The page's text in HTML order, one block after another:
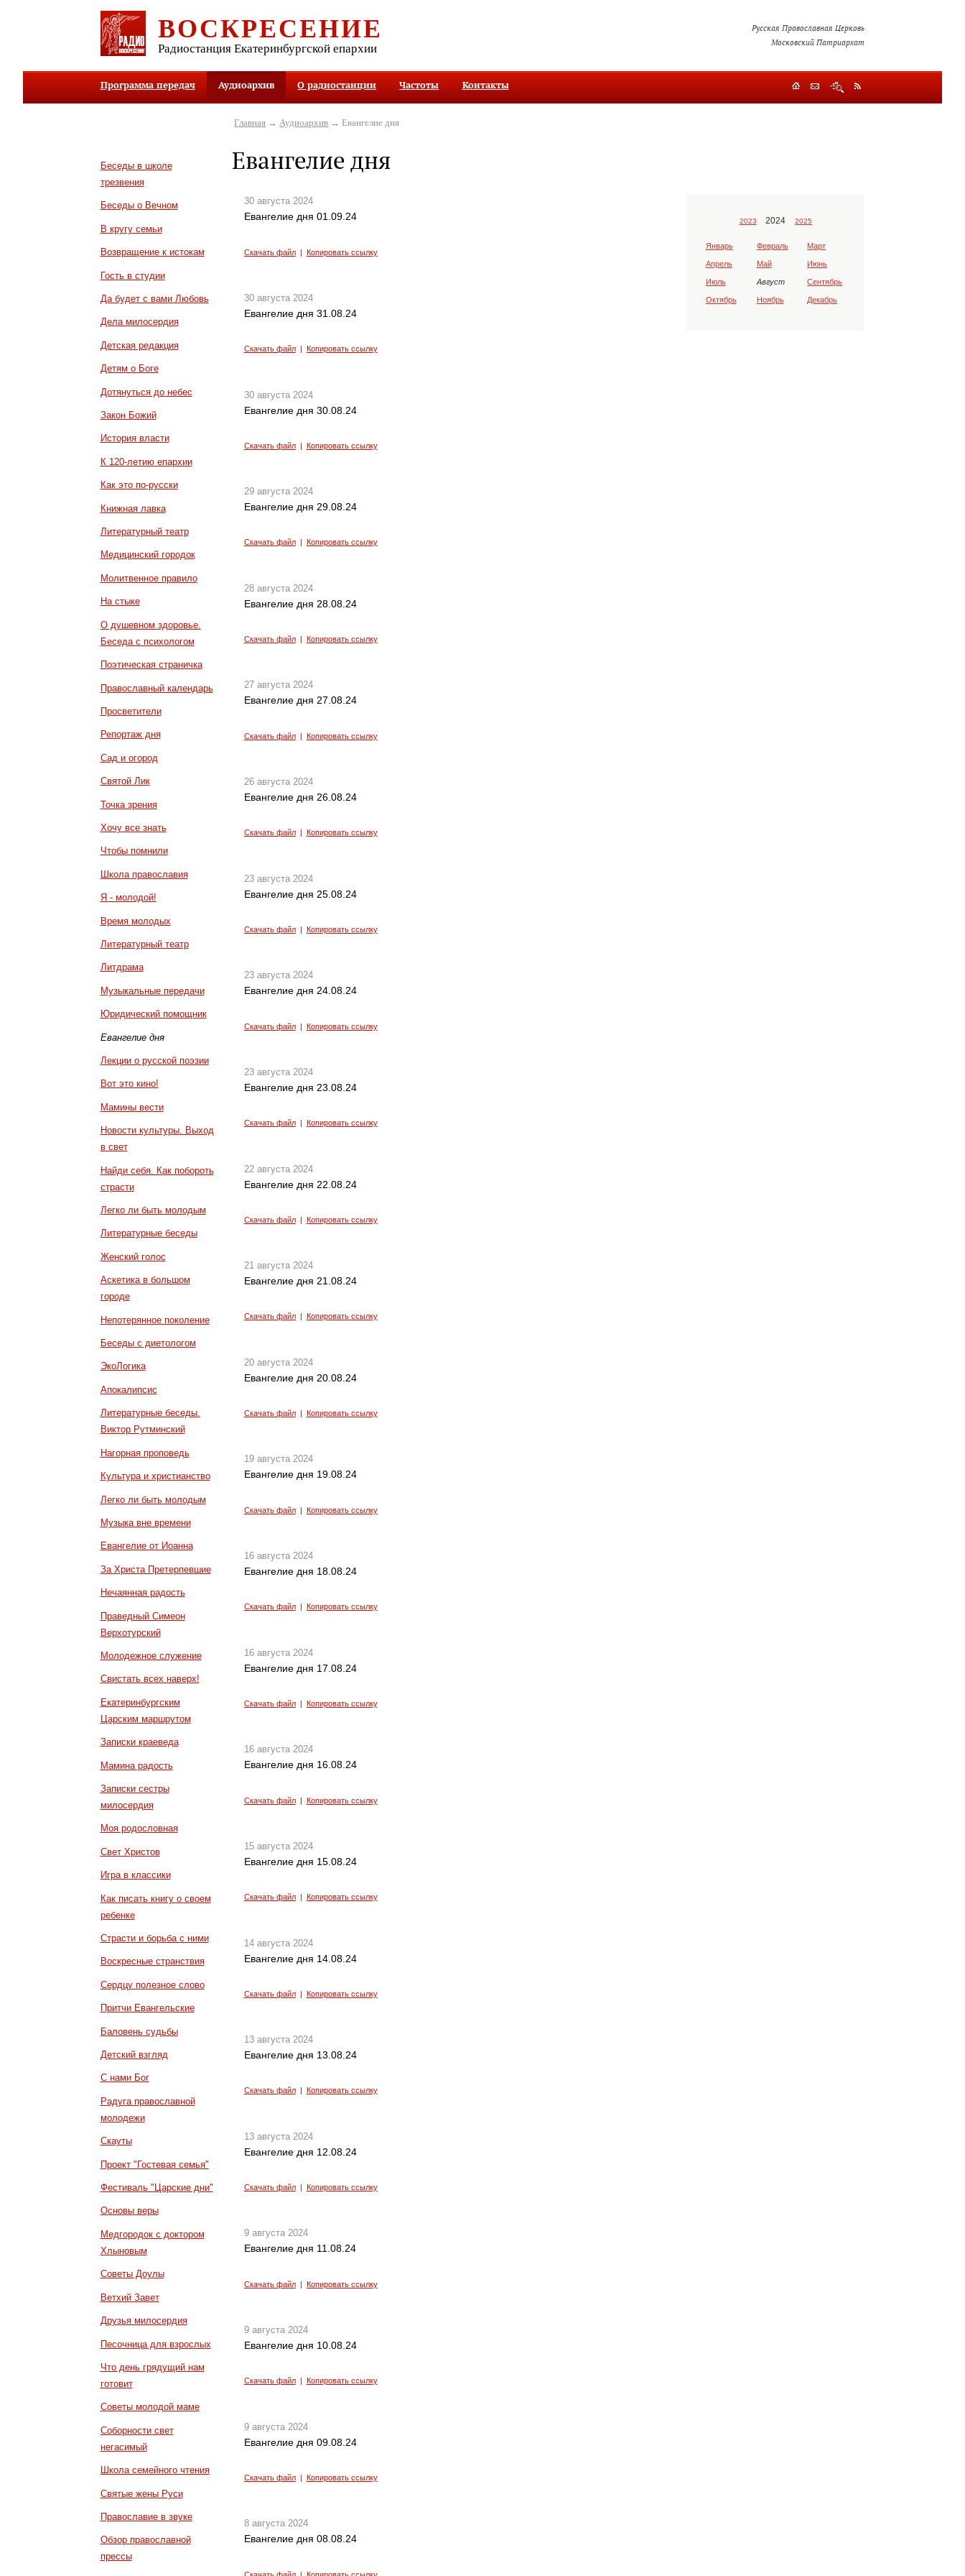
ВОСКРЕСЕНИЕ
Радиостанция Екатеринбургской епархии
Русская Православная Церковь
Московский Патриархат
Программа передач Аудиоархив О радиостанции Частоты Контакты
Беседы в школе
трезвения
Беседы о Вечном
В кругу семьи
Возвращение к истокам
Гость в студии
Да будет с вами Любовь
Дела милосердия
Детская редакция
Детям о Боге
Дотянуться до небес
Закон Божий
История власти
К 120-летию епархии
Как это по-русски
Книжная лавка
Литературный театр
Медицинский городок
Молитвенное правило
На стыке
О душевном здоровье.
Беседа с психологом
Поэтическая страничка
Православный календарь
Просветители
Репортаж дня
Сад и огород
Святой Лик
Точка зрения
Хочу все знать
Чтобы помнили
Школа православия
Я - молодой!
Время молодых
Литературный театр
Литдрама
Музыкальные передачи
Юридический помощник
Евангелие дня
Лекции о русской поэзии
Вот это кино!
Мамины вести
Новости культуры. Выход
в свет
Найди себя. Как побороть
страсти
Легко ли быть молодым
Литературные беседы
Женский голос
Аскетика в большом
городе
Непотерянное поколение
Беседы с диетологом
ЭкоЛогика
Апокалипсис
Литературные беседы.
Виктор Рутминский
Нагорная проповедь
Культура и христианство
Легко ли быть молодым
Музыка вне времени
Евангелие от Иоанна
За Христа Претерпевшие
Нечаянная радость
Праведный Симеон
Верхотурский
Молодежное служение
Свистать всех наверх!
Екатеринбургским
Царским маршрутом
Записки краеведа
Мамина радость
Записки сестры
милосердия
Моя родословная
Свет Христов
Игра в классики
Как писать книгу о своем
ребенке
Страсти и борьба с ними
Воскресные странствия
Сердцу полезное слово
Притчи Евангельские
Баловень судьбы
Детский взгляд
С нами Бог
Радуга православной
молодежи
Скауты
Проект "Гостевая семья"
Фестиваль "Царские дни"
Основы веры
Медгородок с доктором
Хлыновым
Советы Доулы
Ветхий Завет
Друзья милосердия
Песочница для взрослых
Что день грядущий нам
готовит
Советы молодой маме
Соборности свет
негасимый
Школа семейного чтения
Святые жены Руси
Православие в звуке
Обзор православной
прессы
Главная → Аудиоархив → Евангелие дня
Евангелие дня
30 августа 2024
Евангелие дня 01.09.24
Скачать файл| Копировать ссылку
30 августа 2024
Евангелие дня 31.08.24
Скачать файл| Копировать ссылку
30 августа 2024
Евангелие дня 30.08.24
Скачать файл| Копировать ссылку
29 августа 2024
Евангелие дня 29.08.24
Скачать файл| Копировать ссылку
28 августа 2024
Евангелие дня 28.08.24
Скачать файл| Копировать ссылку
27 августа 2024
Евангелие дня 27.08.24
Скачать файл| Копировать ссылку
26 августа 2024
Евангелие дня 26.08.24
Скачать файл| Копировать ссылку
23 августа 2024
Евангелие дня 25.08.24
Скачать файл| Копировать ссылку
23 августа 2024
Евангелие дня 24.08.24
Скачать файл| Копировать ссылку
23 августа 2024
Евангелие дня 23.08.24
Скачать файл| Копировать ссылку
22 августа 2024
Евангелие дня 22.08.24
Скачать файл| Копировать ссылку
21 августа 2024
Евангелие дня 21.08.24
Скачать файл| Копировать ссылку
20 августа 2024
Евангелие дня 20.08.24
Скачать файл| Копировать ссылку
19 августа 2024
Евангелие дня 19.08.24
Скачать файл| Копировать ссылку
16 августа 2024
Евангелие дня 18.08.24
Скачать файл| Копировать ссылку
16 августа 2024
Евангелие дня 17.08.24
Скачать файл| Копировать ссылку
16 августа 2024
Евангелие дня 16.08.24
Скачать файл| Копировать ссылку
15 августа 2024
Евангелие дня 15.08.24
Скачать файл| Копировать ссылку
14 августа 2024
Евангелие дня 14.08.24
Скачать файл| Копировать ссылку
13 августа 2024
Евангелие дня 13.08.24
Скачать файл| Копировать ссылку
13 августа 2024
Евангелие дня 12.08.24
Скачать файл| Копировать ссылку
9 августа 2024
Евангелие дня 11.08.24
Скачать файл| Копировать ссылку
9 августа 2024
Евангелие дня 10.08.24
Скачать файл| Копировать ссылку
9 августа 2024
Евангелие дня 09.08.24
Скачать файл| Копировать ссылку
8 августа 2024
Евангелие дня 08.08.24
Скачать файл| Копировать ссылку
2023 2024 2025
Январь Февраль Март
Апрель Май Июнь
Июль Август Сентябрь
Октябрь Ноябрь Декабрь